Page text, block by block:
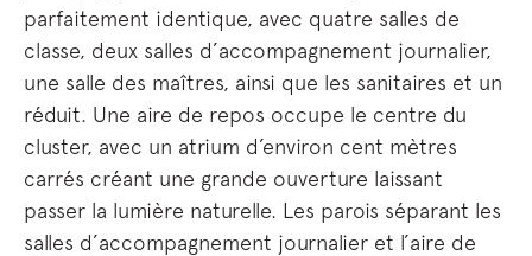
parfaitement identique, avec quatre salles de
classe, deux salles d’accompagnement journalier,
une salle des maîtres, ainsi que les sanitaires et un
réduit. Une aire de repos occupe le centre du
cluster, avec un atrium d’environ cent mètres
carrés créant une grande ouverture laissant
passer la lumière naturelle. Les parois séparant les
salles d’accompagnement journalier et l’aire de